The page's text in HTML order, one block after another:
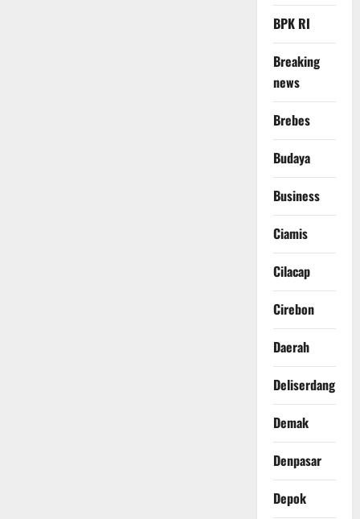
BPK RI
Breaking
news
Brebes
Budaya
Business
Ciamis
Cilacap
Cirebon
Daerah
Deliserdang
Demak
Denpasar
Depok